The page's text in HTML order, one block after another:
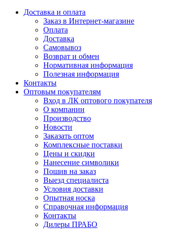
Доставка и оплата
Заказ в Интернет-магазине
Оплата
Доставка
Самовывоз
Возврат и обмен
Нормативная информация
Полезная информация
Контакты
Оптовым покупателям
Вход в ЛК оптового покупателя
О компании
Производство
Новости
Заказать оптом
Комплексные поставки
Цены и скидки
Нанесение символики
Пошив на заказ
Выезд специалиста
Условия доставки
Опытная носка
Справочная информация
Контакты
Дилеры ПРАБО